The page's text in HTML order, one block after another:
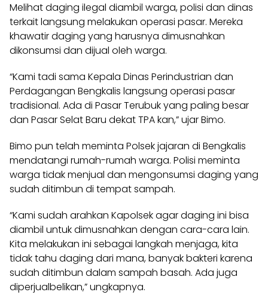
Melihat daging ilegal diambil warga, polisi dan dinas
terkait langsung melakukan operasi pasar. Mereka
khawatir daging yang harusnya dimusnahkan
dikonsumsi dan dijual oleh warga.
“Kami tadi sama Kepala Dinas Perindustrian dan
Perdagangan Bengkalis langsung operasi pasar
tradisional. Ada di Pasar Terubuk yang paling besar
dan Pasar Selat Baru dekat TPA kan,” ujar Bimo.
Bimo pun telah meminta Polsek jajaran di Bengkalis
mendatangi rumah-rumah warga. Polisi meminta
warga tidak menjual dan mengonsumsi daging yang
sudah ditimbun di tempat sampah.
“Kami sudah arahkan Kapolsek agar daging ini bisa
diambil untuk dimusnahkan dengan cara-cara lain.
Kita melakukan ini sebagai langkah menjaga, kita
tidak tahu daging dari mana, banyak bakteri karena
sudah ditimbun dalam sampah basah. Ada juga
diperjualbelikan,” ungkapnya.